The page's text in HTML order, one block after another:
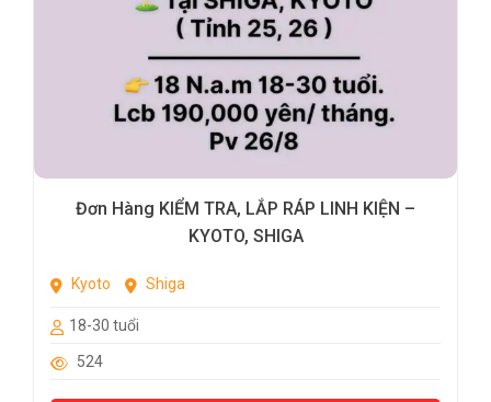
Đơn Hàng KIỂM TRA, LẮP RÁP LINH KIỆN –
KYOTO, SHIGA
Kyoto Shiga
18-30 tuổi
524